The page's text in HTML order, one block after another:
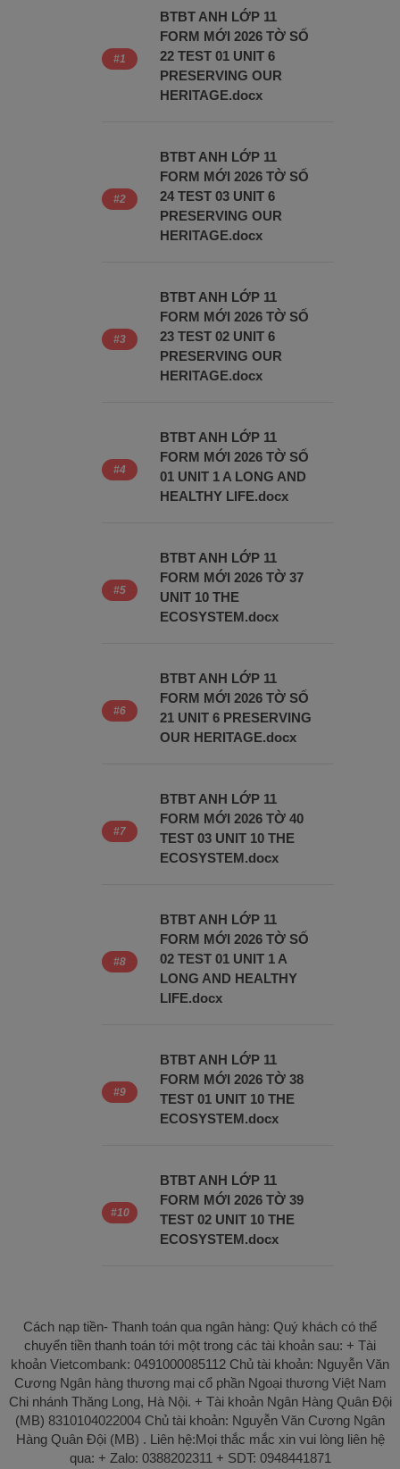
BTBT ANH LỚP 11
FORM MỚI 2026 TỜ SỐ
22 TEST 01 UNIT 6
PRESERVING OUR
HERITAGE.docx
BTBT ANH LỚP 11
FORM MỚI 2026 TỜ SỐ
24 TEST 03 UNIT 6
PRESERVING OUR
HERITAGE.docx
BTBT ANH LỚP 11
FORM MỚI 2026 TỜ SỐ
23 TEST 02 UNIT 6
PRESERVING OUR
HERITAGE.docx
BTBT ANH LỚP 11
FORM MỚI 2026 TỜ SỐ
01 UNIT 1 A LONG AND
HEALTHY LIFE.docx
BTBT ANH LỚP 11
FORM MỚI 2026 TỜ 37
UNIT 10 THE
ECOSYSTEM.docx
BTBT ANH LỚP 11
FORM MỚI 2026 TỜ SỐ
21 UNIT 6 PRESERVING
OUR HERITAGE.docx
BTBT ANH LỚP 11
FORM MỚI 2026 TỜ 40
TEST 03 UNIT 10 THE
ECOSYSTEM.docx
BTBT ANH LỚP 11
FORM MỚI 2026 TỜ SỐ
02 TEST 01 UNIT 1 A
LONG AND HEALTHY
LIFE.docx
BTBT ANH LỚP 11
FORM MỚI 2026 TỜ 38
TEST 01 UNIT 10 THE
ECOSYSTEM.docx
BTBT ANH LỚP 11
FORM MỚI 2026 TỜ 39
TEST 02 UNIT 10 THE
ECOSYSTEM.docx
Cách nạp tiền- Thanh toán qua ngân hàng: Quý khách có thể
chuyển tiền thanh toán tới một trong các tài khoản sau: + Tài
khoản Vietcombank: 0491000085112 Chủ tài khoản: Nguyễn Văn
Cương Ngân hàng thương mại cổ phần Ngoại thương Việt Nam
Chi nhánh Thăng Long, Hà Nội. + Tài khoản Ngân Hàng Quân Đội
(MB) 8310104022004 Chủ tài khoản: Nguyễn Văn Cương Ngân
Hàng Quân Đội (MB) . Liên hệ:Mọi thắc mắc xin vui lòng liên hệ
qua: + Zalo: 0388202311 + SDT: 0948441871